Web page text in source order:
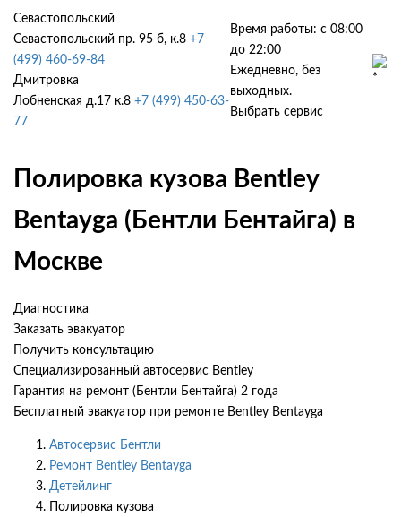
Севастопольский
Севастопольский пр. 95 б, к.8 +7
(499) 460-69-84
Дмитровка
Лобненская д.17 к.8 +7 (499) 450-63-
77
Время работы: с 08:00
до 22:00
Ежедневно, без
выходных.
Выбрать сервис
Полировка кузова Bentley
Bentayga (Бентли Бентайга) в
Москве
Диагностика
Заказать эвакуатор
Получить консультацию
Специализированный автосервис Bentley
Гарантия на ремонт (Бентли Бентайга) 2 года
Бесплатный эвакуатор при ремонте Bentley Bentayga
Автосервис Бентли
Ремонт Bentley Bentayga
Детейлинг
Полировка кузова